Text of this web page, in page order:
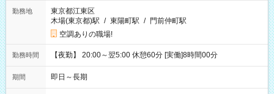
勤務地
東京都江東区
木場(東京都)駅 / 東陽町駅 / 門前仲町駅
空調ありの職場!
勤務時間 【夜勤】 20:00～翌5:00 休憩60分 [実働]8時間00分
期間 即日～長期